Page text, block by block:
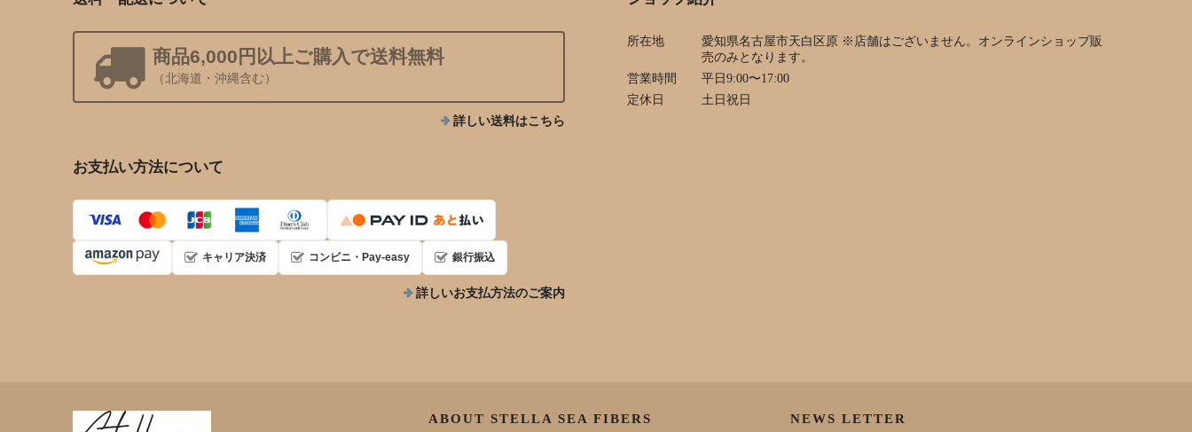
商品6,000円以上ご購入で送料無料
（北海道・沖縄含む）
詳しい送料はこちら
お支払い方法について
キャリア決済 コンビニ・Pay-easy 銀行振込
詳しいお支払方法のご案内
所在地
愛知県名古屋市天白区原 ※店舗はございません。オンラインショップ販
売のみとなります。
営業時間
平日9:00〜17:00
定休日
土日祝日
ABOUT STELLA SEA FIBERS NEWS LETTER